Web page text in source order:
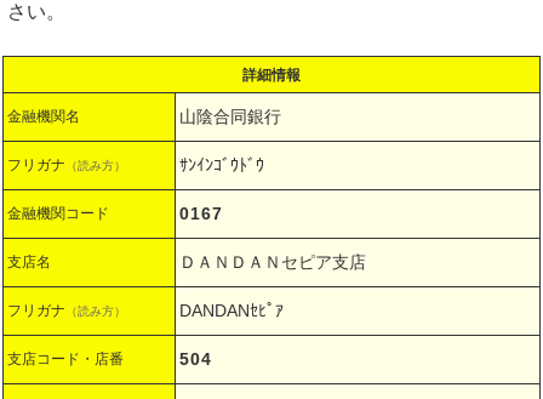
さい。
詳細情報
金融機関名 山陰合同銀行
フリガナ （読み方） ｻﾝｲﾝｺﾞｳﾄﾞｳ
金融機関コード 0167
支店名 ＤＡＮＤＡＮセピア支店
フリガナ （読み方） DANDANｾﾋﾟｱ
支店コード・店番 504